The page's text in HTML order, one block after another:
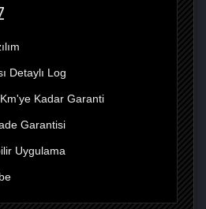
Detaylı Log
Kadar Garanti
Garantisi
Uygulama